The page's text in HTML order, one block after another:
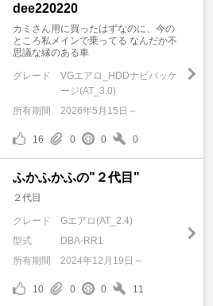
dee220220
カミさん用に買ったはずなのに、今の
ところ私メインで乗ってる なんだか不
思議な縁のある車
グレード
VGエアロ_HDDナビパッケ
ージ(AT_3.0)
所有期間
2026年5月15日～
16 0 0 0
ふかふかふの"２代目"
２代目
グレード
Gエアロ(AT_2.4)
型式
DBA-RR1
所有期間
2024年12月19日～
10 0 0 11